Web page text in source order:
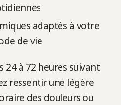
adaptés à votre
de vie
24 à 72 heures suivant
ressentir une légère
des douleurs ou